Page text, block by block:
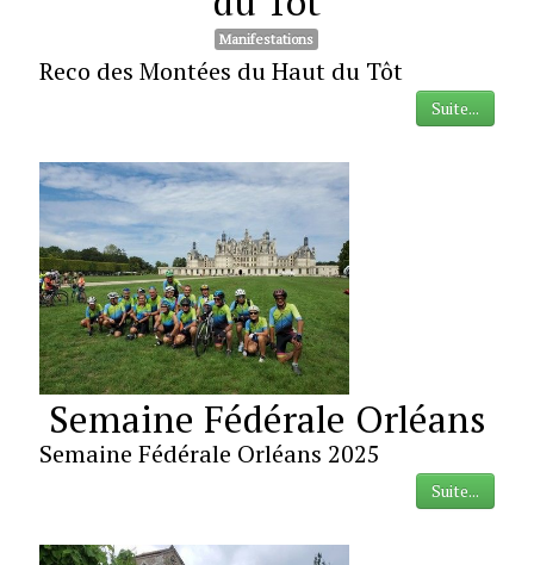
Manifestations
Reco des Montées du Haut du Tôt
Suite...
Semaine Fédérale Orléans
Semaine Fédérale Orléans 2025
Suite...